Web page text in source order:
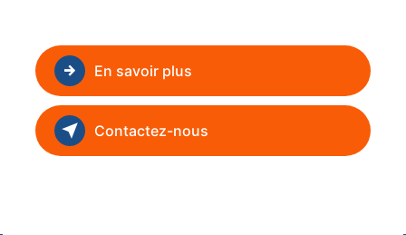
En savoir plus
Contactez-nous